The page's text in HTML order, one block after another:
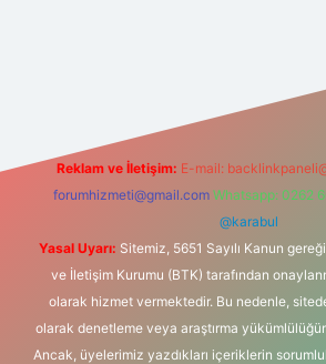
elexbet
Reklam ve İletişim: E-mail:
forumhizmeti@gmail.com Whatsapp: 0262
@karabul
Yasal Uyarı: Sitemiz, 5651 Sayılı Kanun
ve İletişim Kurumu (BTK) tarafından
olarak hizmet vermektedir. Bu nedenle,
olarak denetleme veya araştırma
Ancak, üyelerimiz yazdıkları içeriklerin